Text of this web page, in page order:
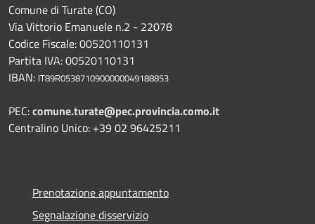
Comune di Turate (CO)
Via Vittorio Emanuele n.2 - 22078
Codice Fiscale: 00520110131
Partita IVA: 00520110131
IBAN: IT89R0538710900000049188853
PEC:comune.turate@pec.provincia.como.it
Centralino Unico: +39 02 96425211
Prenotazione appuntamento
Segnalazione disservizio